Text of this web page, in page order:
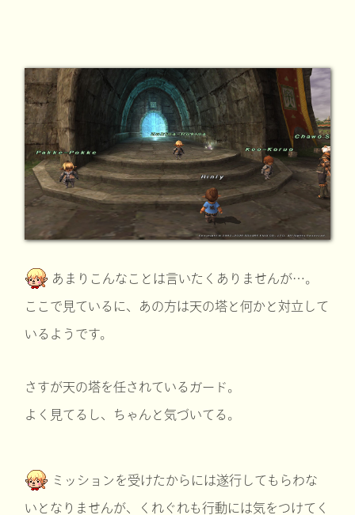
あまりこんなことは言いたくありませんが…。
ここで見ているに、あの方は天の塔と何かと対立して
いるようです。
さすが天の塔を任されているガード。
よく見てるし、ちゃんと気づいてる。
ミッションを受けたからには遂行してもらわな
いとなりませんが、くれぐれも行動には気をつけてく